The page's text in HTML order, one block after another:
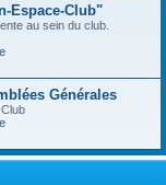
Espace-Club"
au sein du club.
Générales